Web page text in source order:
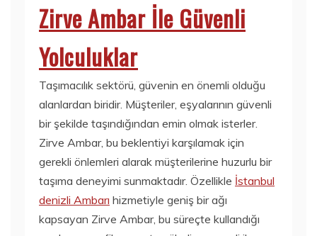
Zirve Ambar İle Güvenli
Yolculuklar
Taşımacılık sektörü, güvenin en önemli olduğu
alanlardan biridir. Müşteriler, eşyalarının güvenli
bir şekilde taşındığından emin olmak isterler.
Zirve Ambar, bu beklentiyi karşılamak için
gerekli önlemleri alarak müşterilerine huzurlu bir
taşıma deneyimi sunmaktadır. Özellikle İstanbul
denizli Ambarı hizmetiyle geniş bir ağı
kapsayan Zirve Ambar, bu süreçte kullandığı